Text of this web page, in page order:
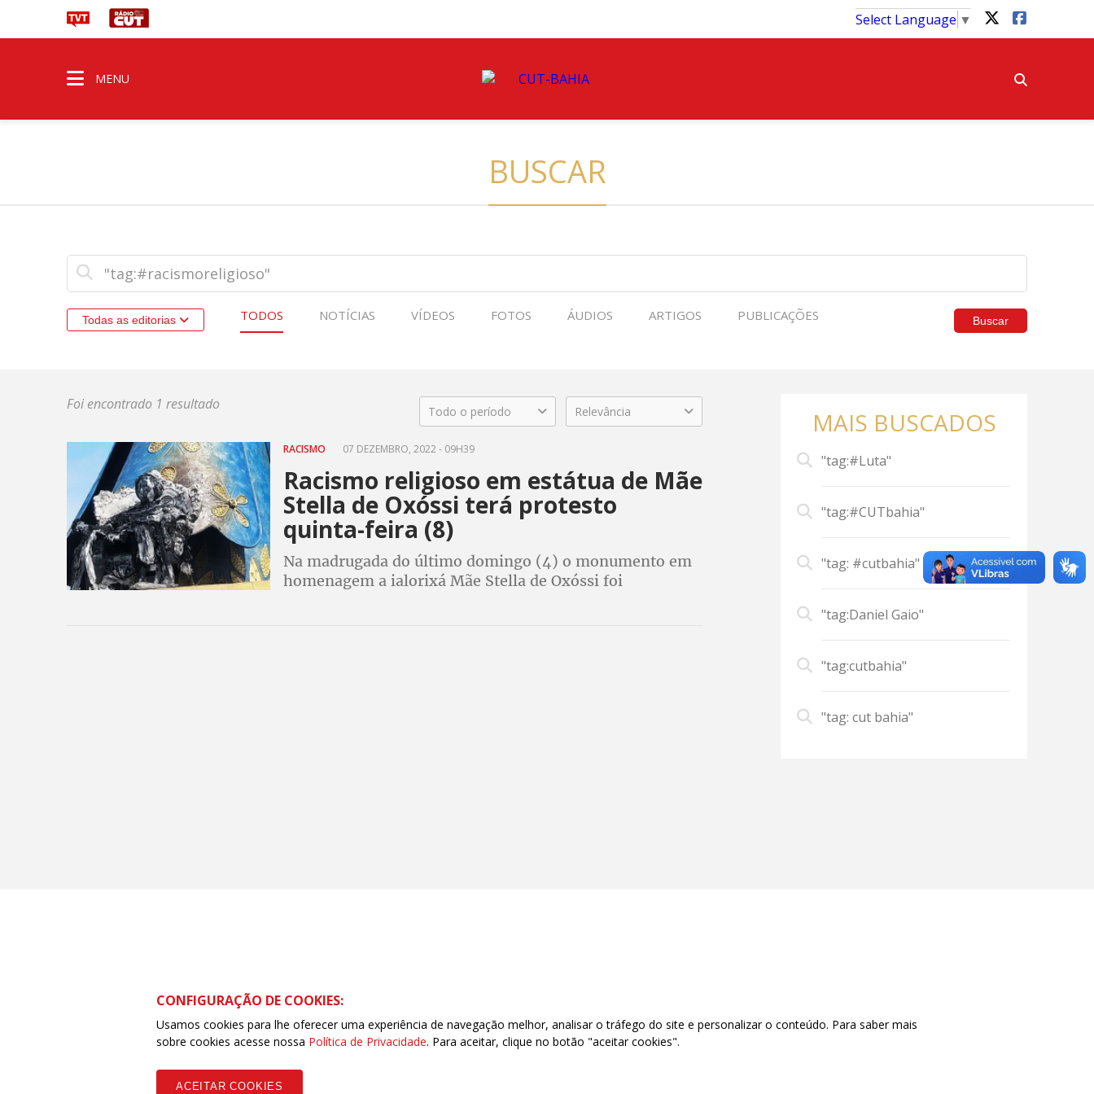
Select Language ▼
MENU
BUSCAR
Todas as editorias TODOS NOTÍCIAS VÍDEOS FOTOS ÁUDIOS ARTIGOS PUBLICAÇÕES Buscar
Foi encontrado 1 resultado Todo o período Relevância
RACISMO 07 DEZEMBRO, 2022 - 09H39
Racismo religioso em estátua de Mãe
Stella de Oxóssi terá protesto
quinta-feira (8)
Na madrugada do último domingo (4) o monumento em
homenagem a ialorixá Mãe Stella de Oxóssi foi
MAIS BUSCADOS
"tag:#Luta"
"tag:#CUTbahia"
"tag: #cutbahia"
"tag:Daniel Gaio"
"tag:cutbahia"
"tag: cut bahia"
CONFIGURAÇÃO DE COOKIES:
Usamos cookies para lhe oferecer uma experiência de navegação melhor, analisar o tráfego do site e personalizar o conteúdo. Para saber mais
sobre cookies acesse nossa Política de Privacidade. Para aceitar, clique no botão "aceitar cookies".
ACEITAR COOKIES